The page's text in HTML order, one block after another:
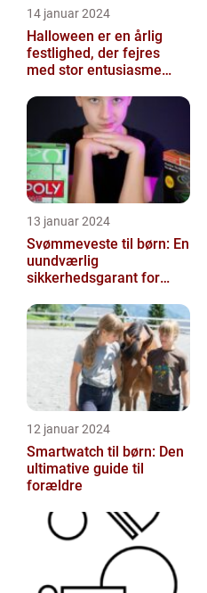
14 januar 2024
Halloween er en årlig
festlighed, der fejres
med stor entusiasme
13 januar 2024
Svømmeveste til børn: En
uundværlig
sikkerhedsgarant for
12 januar 2024
Smartwatch til børn: Den
ultimative guide til
forældre